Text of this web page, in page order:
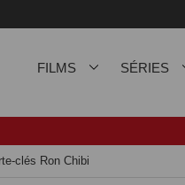
FILMS SÉRIES
clés Ron Chibi